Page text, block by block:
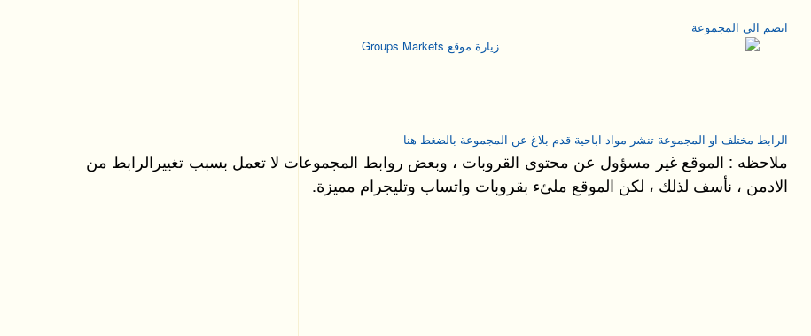
انضم الى المجموعة
الرابط مختلف او المجموعة تنشر مواد اباحية قدم بلاغ عن المجموعة بالضغط هنا
ملاحظه : الموقع غير مسؤول عن محتوى القروبات ، وبعض روابط المجموعات لا تعمل بسبب تغييرالرابط من
الادمن ، نأسف لذلك ، لكن الموقع ملئء بقروبات واتساب وتليجرام مميزة.